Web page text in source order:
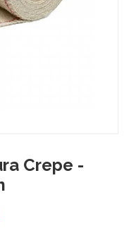
Crepe -